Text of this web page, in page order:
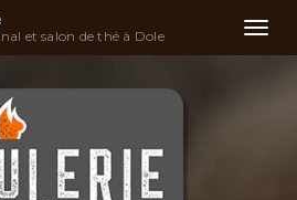
et salon de thé à Dole